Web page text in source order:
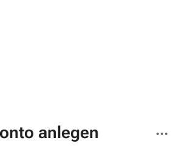
anlegen
Aktionen